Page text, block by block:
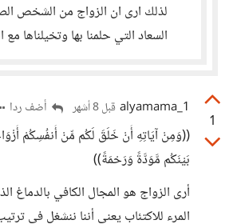
لذلك ارى ان الزواج من الشخص
السعاد التي حلمنا بها وتخيلناها مع
1
alyamama_1 قبل 8 أشهر أضف ردا
((وَمِنْ آيَاتِهِ أَنْ خَلَقَ لَكُم مِّنْ أَنفُسِكُمْ
بَيْنَكُم مَّوَدَّةً وَرَحْمَةً))
أرى الزواج هو المجال الكافي بالدماغ
المرء للاكتئاب يعني أننا ننشغل في